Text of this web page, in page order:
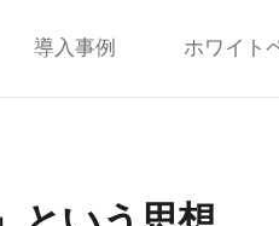
導入事例 ホワイト